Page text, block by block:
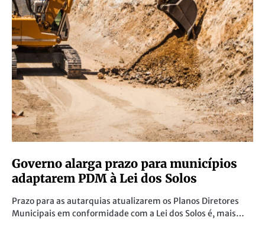
Governo alarga prazo para municípios
adaptarem PDM à Lei dos Solos
Prazo para as autarquias atualizarem os Planos Diretores
Municipais em conformidade com a Lei dos Solos é, mais…